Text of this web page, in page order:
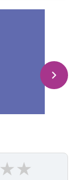
★
★